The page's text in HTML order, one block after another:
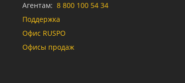
Агентам: 8 800 100 54 34
Поддержка
Офис RUSPO
Офисы продаж